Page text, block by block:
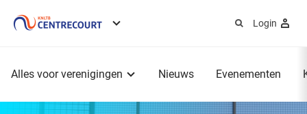
Login
Alles voor verenigingen Nieuws Evenementen